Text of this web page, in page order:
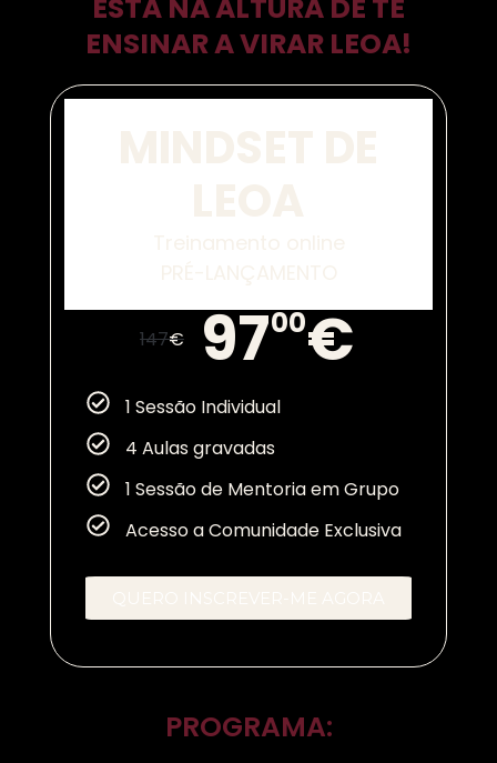
ESTÁ NA ALTURA DE TE
ENSINAR A VIRAR LEOA!
147€ 9700€
1 Sessão Individual
4 Aulas gravadas
1 Sessão de Mentoria em Grupo
Acesso a Comunidade Exclusiva
PROGRAMA: